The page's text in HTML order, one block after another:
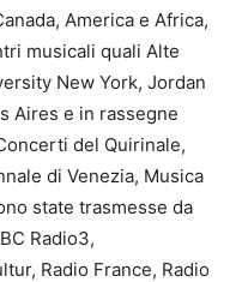
America e Africa,
musicali quali Alte
New York, Jordan
Aires e in rassegne
del Quirinale,
di Venezia, Musica
state trasmesse da
Radio3,
Radio France, Radio